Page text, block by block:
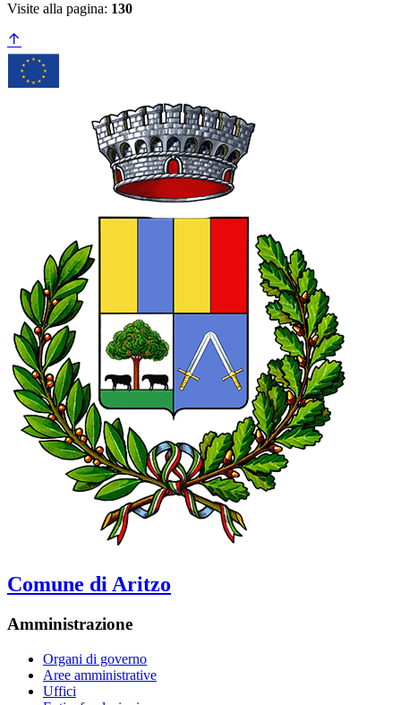
Visite alla pagina: 130
Comune di Aritzo
Amministrazione
Organi di governo
Aree amministrative
Uffici